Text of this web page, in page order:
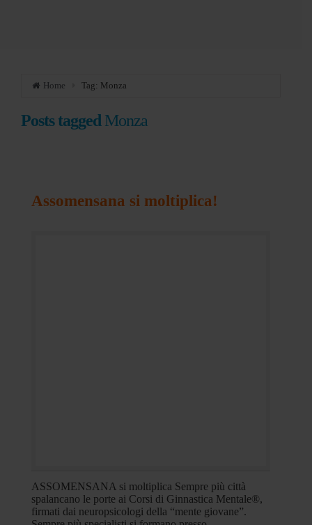
Home Tag: Monza
Posts tagged Monza
Assomensana si moltiplica!
ASSOMENSANA si moltiplica Sempre più città
spalancano le porte ai Corsi di Ginnastica Mentale®,
firmati dai neuropsicologi della “mente giovane”.